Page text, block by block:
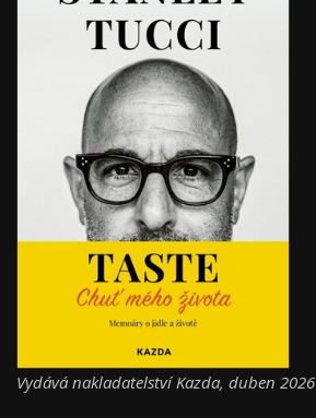
Vydává nakladatelství Kazda, duben 2026